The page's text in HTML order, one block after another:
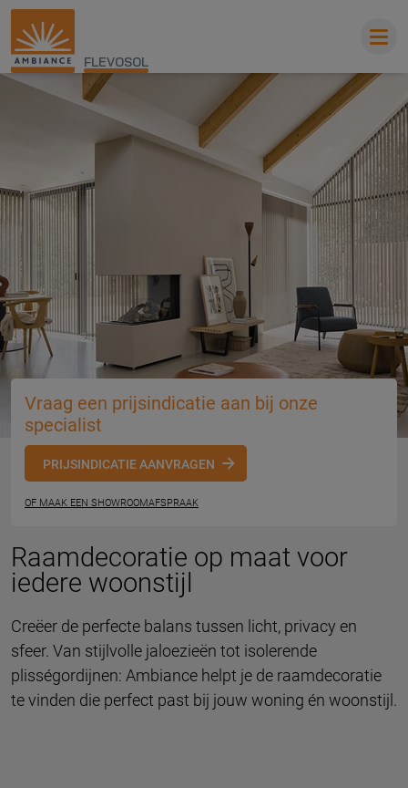
FLEVOSOL
Vraag een prijsindicatie aan bij onze
specialist
PRIJSINDICATIE AANVRAGEN
OF MAAK EEN SHOWROOMAFSPRAAK
Raamdecoratie op maat voor
iedere woonstijl
Creëer de perfecte balans tussen licht, privacy en
sfeer. Van stijlvolle jaloezieën tot isolerende
plisségordijnen: Ambiance helpt je de raamdecoratie
te vinden die perfect past bij jouw woning én woonstijl.